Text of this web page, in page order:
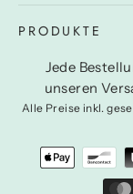
PRODUKTE
Jede
unseren
Alle Preise inkl.